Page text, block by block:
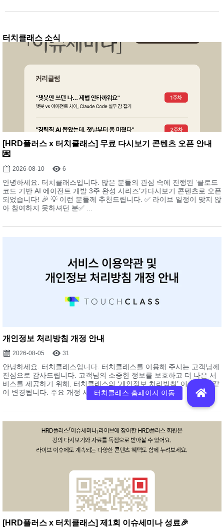
터치클래스 소식
[HRD플러스 x 터치클래스] 무료 다시보기 콘텐츠 오픈 안내
💌
2026-08-10 6
안녕하세요. 터치클래스입니다. 많은 분들의 관심 속에 진행된 ‘클로드
코드 기반 AI 에이전트 개발 3주 완성 시리즈’가다시보기 콘텐츠로 오픈
되었습니다! 🎉 💡 이런 분들께 추천드립니다. ✅ 라이브 일정이 맞지 않
아 참여하지 못하셔던 분✅ ...
개인정보 처리방침 개정 안내
2026-08-05 31
안녕하세요. 터치클래스입니다. 터치클래스를 이용해 주시는 고객님께
진심으로 감사드립니다. 고객님의 소중한 정보를 보호하고 더 나은 서
비스를 제공하기 위해, 터치클래스의 ‘개인정보 처리방침’ 이 아래와 같
이 변경됩니다. 주요 개정 사항 개정 시기 변경 ...
[HRD플러스 x 터치클래스] 제1회 이슈세미나 성료🎉